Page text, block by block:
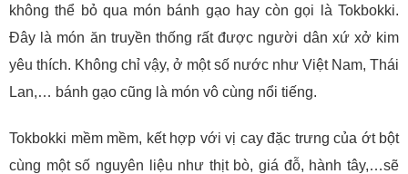
không thể bỏ qua món bánh gạo hay còn gọi là Tokbokki.
Đây là món ăn truyền thống rất được người dân xứ xở kim
yêu thích. Không chỉ vậy, ở một số nước như Việt Nam, Thái
Lan,… bánh gạo cũng là món vô cùng nổi tiếng.
Tokbokki mềm mềm, kết hợp với vị cay đặc trưng của ớt bột
cùng một số nguyên liệu như thịt bò, giá đỗ, hành tây,…sẽ